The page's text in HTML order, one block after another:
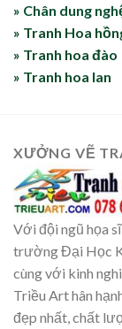
» Chân dung
» Tranh Hoa
» Tranh hoa đào
» Tranh hoa lan
XƯỞNG VẼ
Với đội ngũ họa
trường Đại Học
cùng với kinh
Triều Art hân
đẹp nhất, chất